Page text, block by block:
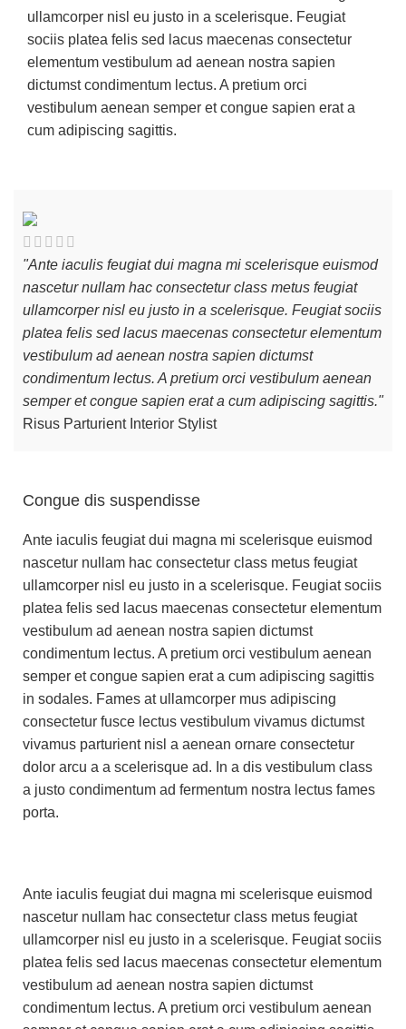
ullamcorper nisl eu justo in a scelerisque. Feugiat
sociis platea felis sed lacus maecenas consectetur
elementum vestibulum ad aenean nostra sapien
dictumst condimentum lectus. A pretium orci
vestibulum aenean semper et congue sapien erat a
cum adipiscing sagittis.
"Ante iaculis feugiat dui magna mi scelerisque euismod
nascetur nullam hac consectetur class metus feugiat
ullamcorper nisl eu justo in a scelerisque. Feugiat sociis
platea felis sed lacus maecenas consectetur elementum
vestibulum ad aenean nostra sapien dictumst
condimentum lectus. A pretium orci vestibulum aenean
semper et congue sapien erat a cum adipiscing sagittis."
Risus Parturient Interior Stylist
Congue dis suspendisse
Ante iaculis feugiat dui magna mi scelerisque euismod
nascetur nullam hac consectetur class metus feugiat
ullamcorper nisl eu justo in a scelerisque. Feugiat sociis
platea felis sed lacus maecenas consectetur elementum
vestibulum ad aenean nostra sapien dictumst
condimentum lectus. A pretium orci vestibulum aenean
semper et congue sapien erat a cum adipiscing sagittis
in sodales. Fames at ullamcorper mus adipiscing
consectetur fusce lectus vestibulum vivamus dictumst
vivamus parturient nisl a aenean ornare consectetur
dolor arcu a a scelerisque ad. In a dis vestibulum class
a justo condimentum ad fermentum nostra lectus fames
porta.
Ante iaculis feugiat dui magna mi scelerisque euismod
nascetur nullam hac consectetur class metus feugiat
ullamcorper nisl eu justo in a scelerisque. Feugiat sociis
platea felis sed lacus maecenas consectetur elementum
vestibulum ad aenean nostra sapien dictumst
condimentum lectus. A pretium orci vestibulum aenean